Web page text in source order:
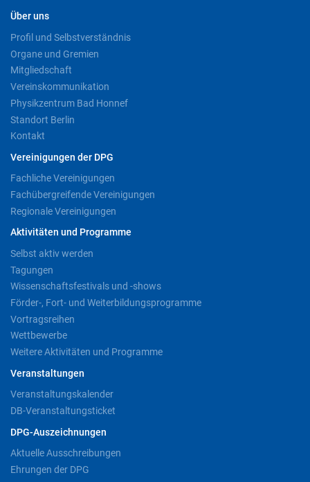
Über uns
Profil und Selbstverständnis
Organe und Gremien
Mitgliedschaft
Vereinskommunikation
Physikzentrum Bad Honnef
Standort Berlin
Kontakt
Vereinigungen der DPG
Fachliche Vereinigungen
Fachübergreifende Vereinigungen
Regionale Vereinigungen
Aktivitäten und Programme
Selbst aktiv werden
Tagungen
Wissenschaftsfestivals und -shows
Förder-, Fort- und Weiterbildungsprogramme
Vortragsreihen
Wettbewerbe
Weitere Aktivitäten und Programme
Veranstaltungen
Veranstaltungskalender
DB-Veranstaltungsticket
DPG-Auszeichnungen
Aktuelle Ausschreibungen
Ehrungen der DPG